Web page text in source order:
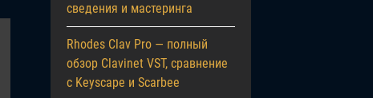
сведения и мастеринга
Rhodes Clav Pro — полный
обзор Clavinet VST, сравнение
с Keyscape и Scarbee